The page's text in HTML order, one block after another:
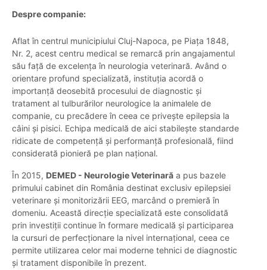
Despre companie:
Aflat în centrul municipiului Cluj-Napoca, pe Piața 1848,
Nr. 2, acest centru medical se remarcă prin angajamentul
său față de excelența în neurologia veterinară. Având o
orientare profund specializată, instituția acordă o
importanță deosebită procesului de diagnostic și
tratament al tulburărilor neurologice la animalele de
companie, cu precădere în ceea ce privește epilepsia la
câini și pisici. Echipa medicală de aici stabilește standarde
ridicate de competență și performanță profesională, fiind
considerată pionieră pe plan național.
În 2015, DEMED - Neurologie Veterinară a pus bazele
primului cabinet din România destinat exclusiv epilepsiei
veterinare și monitorizării EEG, marcând o premieră în
domeniu. Această direcție specializată este consolidată
prin investiții continue în formare medicală și participarea
la cursuri de perfecționare la nivel internațional, ceea ce
permite utilizarea celor mai moderne tehnici de diagnostic
și tratament disponibile în prezent.